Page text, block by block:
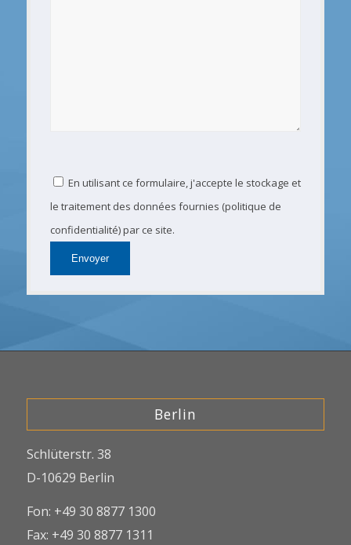
En utilisant ce formulaire, j'accepte le stockage et
le traitement des données fournies (politique de
confidentialité) par ce site.
Berlin
Schlüterstr. 38
D-10629 Berlin
Fon: +49 30 8877 1300
Fax: +49 30 8877 1311